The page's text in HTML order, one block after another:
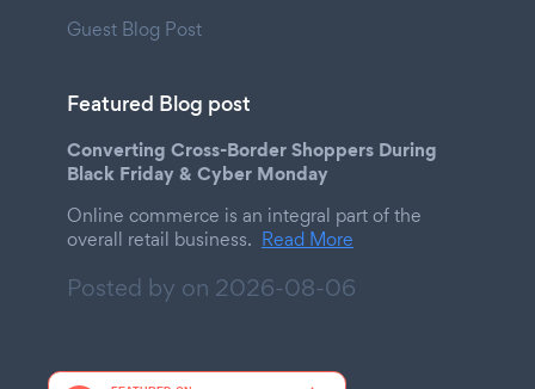
Guest Blog Post
Featured Blog post
Converting Cross-Border Shoppers During
Black Friday & Cyber Monday
Online commerce is an integral part of the
overall retail business. Read More
Posted by on 2026-08-06